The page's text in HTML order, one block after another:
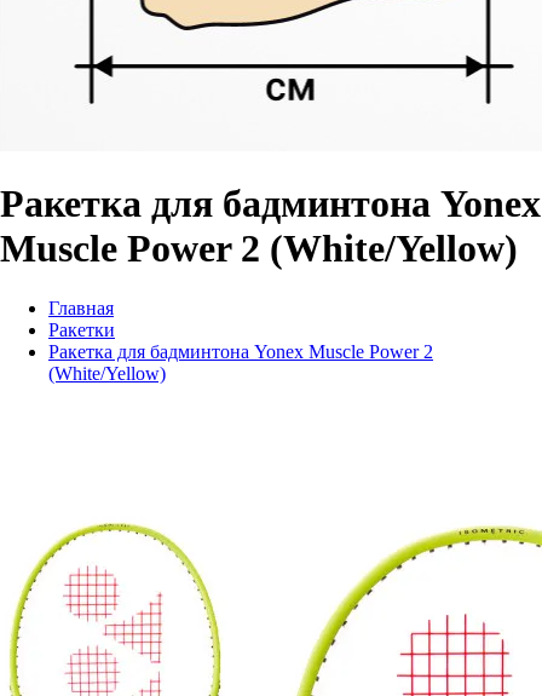
Ракетка для бадминтона Yonex
Muscle Power 2 (White/Yellow)
Главная
Ракетки
Ракетка для бадминтона Yonex Muscle Power 2
(White/Yellow)